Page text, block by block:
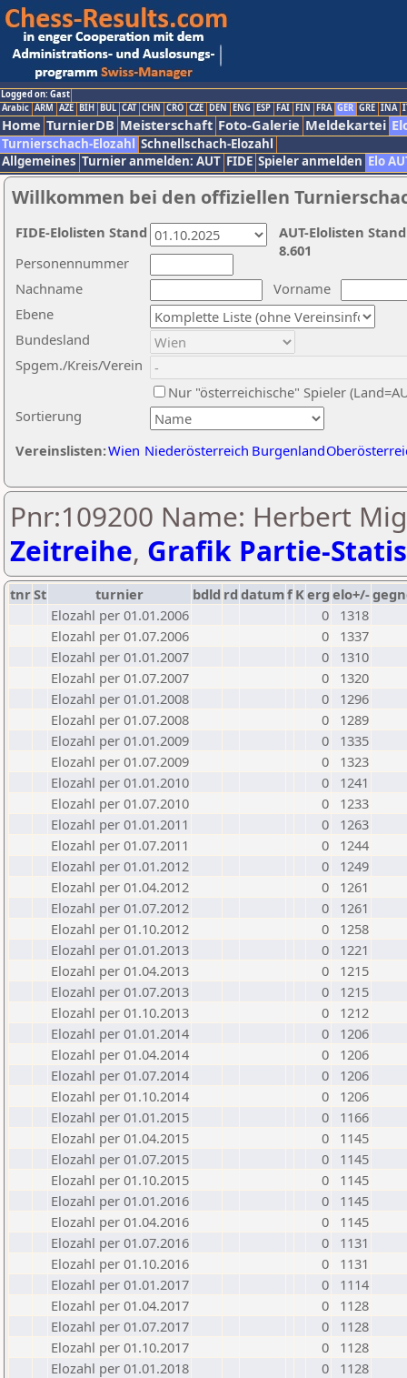
Logged on: Gast
Arabic ARM AZE BIH BUL CAT CHN CRO CZE DEN ENG ESP FAI FIN FRA GER GRE INA
Home TurnierDB Meisterschaft Foto-Galerie Meldekartei
Turnierschach-Elozahl Schnellschach-Elozahl
Allgemeines Turnier anmelden: AUT FIDE Spieler anmelden Elo
Willkommen bei den offiziellen
Nachname
Vorname
Ebene
Sortierung
Personennummer
Bundesland
Spgem./Kreis/Verein
Nur "österreichische" Spieler
Vereinslisten:Wien Niederösterreich Burgenland
AUT-Elolisten
8.601
FIDE-Elolisten Stand
Pnr:109200 Name: Herbert
Zeitreihe, Grafik Partie-
tnrSt turnier bdld rd datumf Kerg elo+/-
Elozahl per 01.01.2006
0
1318
Elozahl per 01.07.2006
0
1337
Elozahl per 01.01.2007
0
1310
Elozahl per 01.07.2007
0
1320
Elozahl per 01.01.2008
0
1296
Elozahl per 01.07.2008
0
1289
Elozahl per 01.01.2009
0
1335
Elozahl per 01.07.2009
0
1323
Elozahl per 01.01.2010
0
1241
Elozahl per 01.07.2010
0
1233
Elozahl per 01.01.2011
0
1263
Elozahl per 01.07.2011
0
1244
Elozahl per 01.01.2012
0
1249
Elozahl per 01.04.2012
0
1261
Elozahl per 01.07.2012
0
1261
Elozahl per 01.10.2012
0
1258
Elozahl per 01.01.2013
0
1221
Elozahl per 01.04.2013
0
1215
Elozahl per 01.07.2013
0
1215
Elozahl per 01.10.2013
0
1212
Elozahl per 01.01.2014
0
1206
Elozahl per 01.04.2014
0
1206
Elozahl per 01.07.2014
0
1206
Elozahl per 01.10.2014
0
1206
Elozahl per 01.01.2015
0
1166
Elozahl per 01.04.2015
0
1145
Elozahl per 01.07.2015
0
1145
Elozahl per 01.10.2015
0
1145
Elozahl per 01.01.2016
0
1145
Elozahl per 01.04.2016
0
1145
Elozahl per 01.07.2016
0
1131
Elozahl per 01.10.2016
0
1131
Elozahl per 01.01.2017
0
1114
Elozahl per 01.04.2017
0
1128
Elozahl per 01.07.2017
0
1128
Elozahl per 01.10.2017
0
1128
Elozahl per 01.01.2018
0
1128